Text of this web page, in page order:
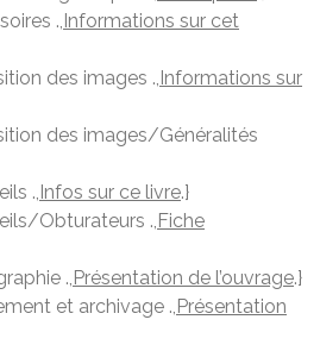
., Informations sur cet
des images ., Informations sur
des images/Généralités
., Infos sur ce livre.}
Obturateurs ., Fiche
., Présentation de l’ouvrage.}
et archivage ., Présentation